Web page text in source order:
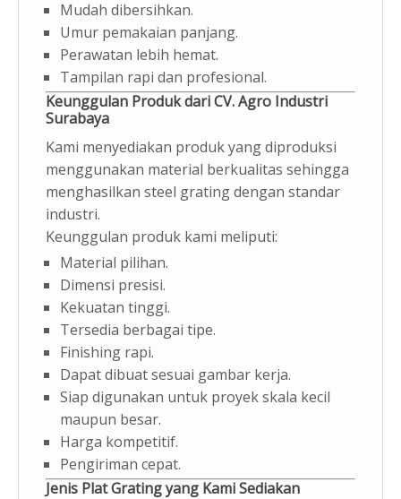
Mudah dibersihkan.
Umur pemakaian panjang.
Perawatan lebih hemat.
Tampilan rapi dan profesional.
Keunggulan Produk dari CV. Agro Industri
Surabaya
Kami menyediakan produk yang diproduksi
menggunakan material berkualitas sehingga
menghasilkan steel grating dengan standar
industri.
Keunggulan produk kami meliputi:
Material pilihan.
Dimensi presisi.
Kekuatan tinggi.
Tersedia berbagai tipe.
Finishing rapi.
Dapat dibuat sesuai gambar kerja.
Siap digunakan untuk proyek skala kecil
maupun besar.
Harga kompetitif.
Pengiriman cepat.
Jenis Plat Grating yang Kami Sediakan